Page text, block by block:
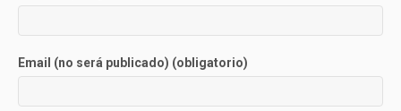
Email (no será publicado) (obligatorio)